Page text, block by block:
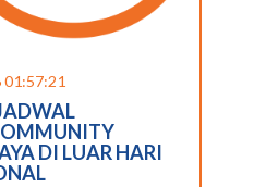
DI LUAR HARI